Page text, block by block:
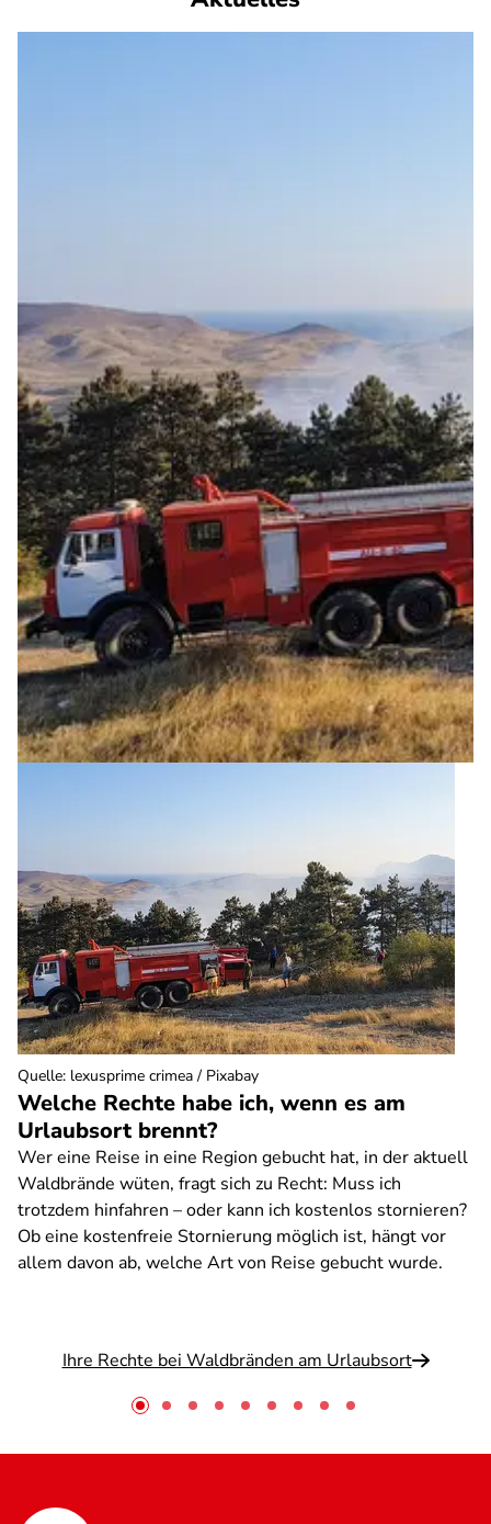
Welche Rechte habe ich, wenn es am
Urlaubsort brennt?
Wer eine Reise in eine Region gebucht hat, in der aktuell
Waldbrände wüten, fragt sich zu Recht: Muss ich
trotzdem hinfahren – oder kann ich kostenlos stornieren?
Ob eine kostenfreie Stornierung möglich ist, hängt vor
allem davon ab, welche Art von Reise gebucht wurde.
Ihre Rechte bei Waldbränden am Urlaubsort
Quelle: lexusprime crimea / Pixabay